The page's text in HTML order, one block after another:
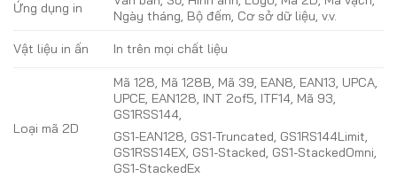
Ứng dụng in
Ngày tháng, Bộ đếm, Cơ sở dữ liệu, v.v.
Vật liệu in ấn In trên mọi chất liệu
Loại mã 2D
Mã 128, Mã 128B, Mã 39, EAN8, EAN13, UPCA,
UPCE, EAN128, INT 2of5, ITF14, Mã 93,
GS1RSS144,
GS1-EAN128, GS1-Truncated, GS1RS144Limit,
GS1RSS14EX, GS1-Stacked, GS1-StackedOmni,
GS1-StackedEx